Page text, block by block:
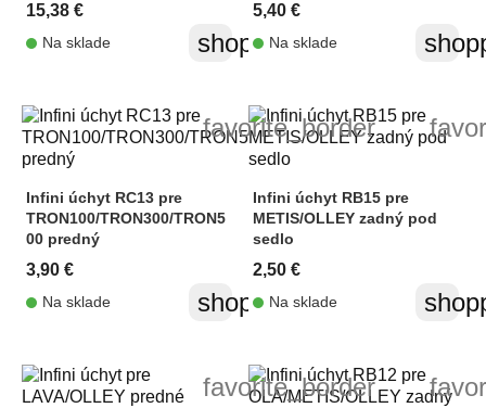
15,38 €
shopping_cart
Na sklade
5,40 €
Na sklade
Infini úchyt RC13 pre
TRON100/TRON300/TRON5
00 predný
3,90 €
shopping_cart
Na sklade
favorite_border
Infini úchyt RB15 pre
METIS/OLLEY zadný pod
sedlo
2,50 €
Na sklade
favorite_border